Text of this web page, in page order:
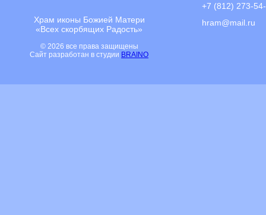
Храм иконы Божией Матери
«Всех скорбящих Радость»
© 2026 все права защищены
Сайт разработан в студии BRAINO
+7 (812) 273-
hram@mail.ru